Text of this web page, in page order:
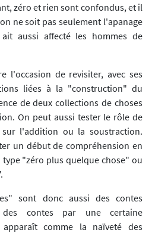
zéro et rien sont confondus, et il
ne soit pas seulement l'apanage
aussi affecté les hommes de
l'occasion de revisiter, avec ses
liées à la "construction" du
de deux collections de choses
On peut aussi tester le rôle de
l'addition ou la soustraction.
un début de compréhension en
"zéro plus quelque chose" ou
sont donc aussi des contes
des contes par une certaine
comme la naïveté des